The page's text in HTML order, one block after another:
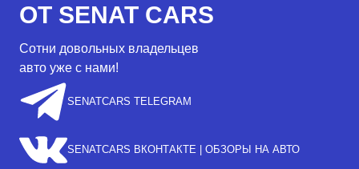
ОТ SENAT CARS
Сотни довольных владельцев
авто уже с нами!
SENATCARS TELEGRAM
SENATCARS ВКОНТАКТЕ | ОБЗОРЫ НА АВТО